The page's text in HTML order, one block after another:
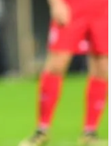
alan panel
ilişkin detaylı bilgi
Bilgilendirme
Kanunu uyarınca
ve sitemizde